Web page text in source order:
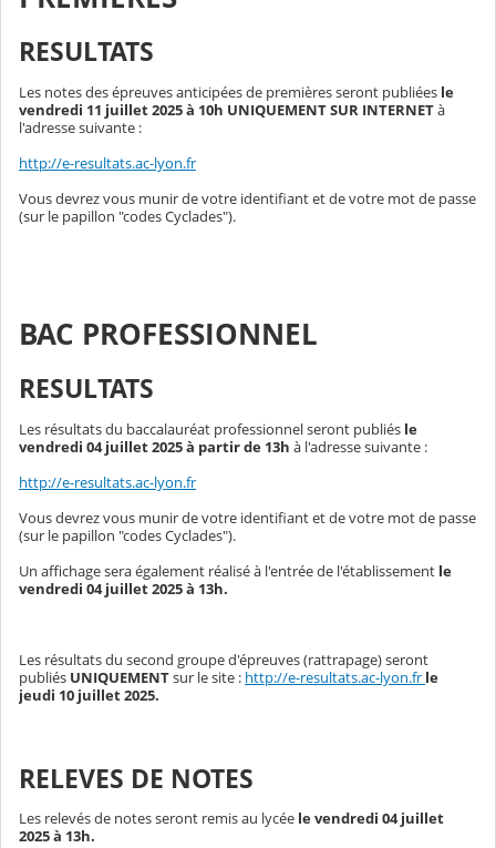
RESULTATS
Les notes des épreuves anticipées de premières seront publiées le
vendredi 11 juillet 2025 à 10h UNIQUEMENT SUR INTERNETà
l'adresse suivante :
http://e-resultats.ac-lyon.fr
Vous devrez vous munir de votre identifiant et de votre mot de passe
(sur le papillon "codes Cyclades").
BAC PROFESSIONNEL
RESULTATS
Les résultats du baccalauréat professionnel seront publiés le
vendredi 04 juillet 2025 à partir de 13h à l'adresse suivante :
http://e-resultats.ac-lyon.fr
Vous devrez vous munir de votre identifiant et de votre mot de passe
(sur le papillon "codes Cyclades").
Un affichage sera également réalisé à l'entrée de l'établissement le
vendredi 04 juillet 2025 à 13h.
Les résultats du second groupe d'épreuves (rattrapage) seront
publiés UNIQUEMENTsur le site : http://e-resultats.ac-lyon.fr le
jeudi 10 juillet 2025.
RELEVES DE NOTES
Les relevés de notes seront remisau lycée le vendredi 04 juillet
2025 à 13h.